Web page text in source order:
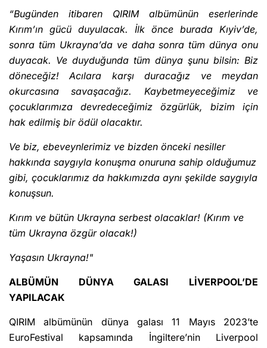
“Bugünden itibaren QIRIM albümünün eserlerinde
Kırım’ın gücü duyulacak. İlk önce burada Kıyiv’de,
sonra tüm Ukrayna’da ve daha sonra tüm dünya onu
duyacak. Ve duyduğunda tüm dünya şunu bilsin: Biz
döneceğiz! Acılara karşı duracağız ve meydan
okurcasına savaşacağız. Kaybetmeyeceğimiz ve
çocuklarımıza devredeceğimiz özgürlük, bizim için
hak edilmiş bir ödül olacaktır.
Ve biz, ebeveynlerimiz ve bizden önceki nesiller
hakkında saygıyla konuşma onuruna sahip olduğumuz
gibi, çocuklarımız da hakkımızda aynı şekilde saygıyla
konuşsun.
Kırım ve bütün Ukrayna serbest olacaklar! (Kırım ve
tüm Ukrayna özgür olacak!)
Yaşasın Ukrayna!"
ALBÜMÜN DÜNYA GALASI LİVERPOOL’DE
YAPILACAK
QIRIM albümünün dünya galası 11 Mayıs 2023’te
EuroFestival kapsamında İngiltere’nin Liverpool